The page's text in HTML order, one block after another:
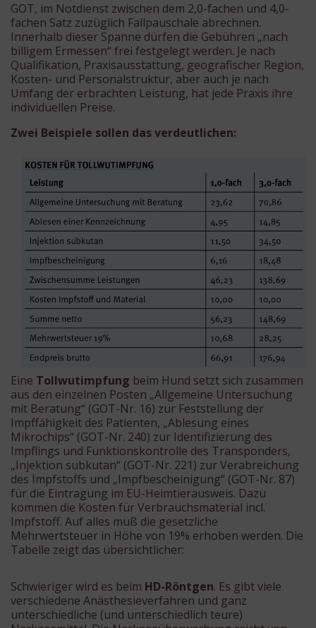
GOT, im Notdienst zwischen dem 2,0-fachen und 4,0-
fachen Satz zuzüglich Fallpauschale abrechnen.
Innerhalb dieser Spanne dürfen die Gebühren „nach
billigem Ermessen“ frei festgelegt werden. Je nach
Qualifikation, Praxisausstattung, geografischer Region,
Kosten- und Personalstruktur, aber auch je nach
Umfang der erbrachten Leistung, hat jede Praxis ihre
individuellen Preise.
Zwei Beispiele sollen das verdeutlichen:
Eine Tollwutimpfung beim Hund setzt sich zusammen
aus den einzelnen Posten „Allgemeine Untersuchung
mit Beratung“ (GOT-Nr. 16) zur Feststellung der
Impffähigkeit des Patienten, „Ablesung eines
Mikrochips“ (GOT-Nr. 240) zur Identifizierung des
Impflings und Funktionskontrolle des Transponders,
„Injektion subkutan“ (GOT-Nr. 221) zur Verabreichung
des Impfstoffs und „Impfbescheinigung“ (GOT-Nr. 87)
für die Eintragung im EU-Heimtierausweis. Dazu
kommen die Kosten für Verbrauchsmaterial incl.
Impfstoff. Auf alles muß die gesetzliche
Mehrwertsteuer in Höhe von 19% erhoben werden. Die
Tabelle zeigt das übersichtlicher:
Schwieriger wird es beim HD-Röntgen. Es gibt viele
verschiedene Anästhesieverfahren und ganz
unterschiedliche (und unterschiedlich teure)